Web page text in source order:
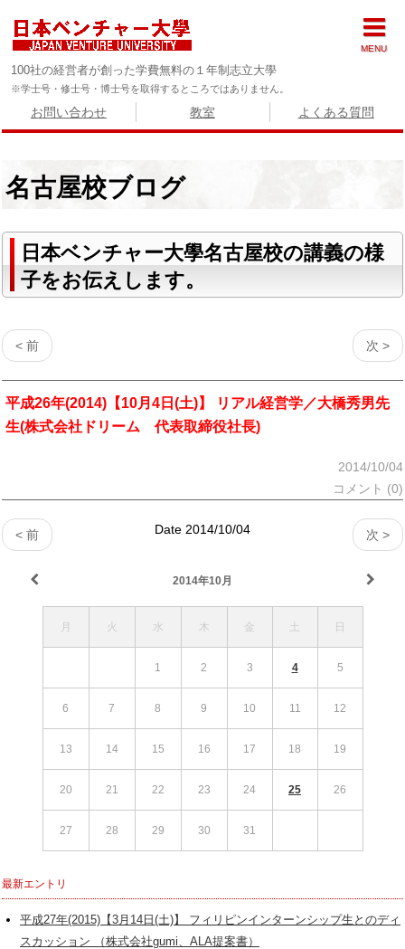
100社の経営者が創った学費無料の１年制志立大學
※学士号・修士号・博士号を取得するところではありません。
お問い合わせ 教室 よくある質問
名古屋校ブログ
日本ベンチャー大學名古屋校の講義の様
子をお伝えします。
< 前 次 >
平成26年(2014)【10月4日(土)】 リアル経営学／大橋秀男先
生(株式会社ドリーム 代表取締役社長)
2014/10/04
コメント (0)
< 前 次 >
Date 2014/10/04
2014年10月
月 火 水 木 金 土 日
1 2 3 4 5
6 7 8 9 10 11 12
13 14 15 16 17 18 19
20 21 22 23 24 25 26
27 28 29 30 31
最新エントリ
平成27年(2015)【3月14日(土)】 フィリピンインターンシップ生とのディ
スカッション （株式会社gumi、ALA提案書）
MENU